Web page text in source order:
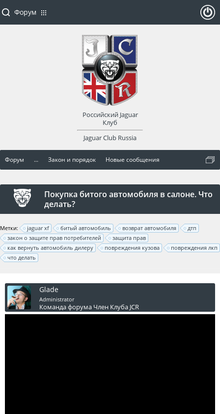
Форум ... Закон и порядок Новые сообщения
Покупка битого автомобиля в салоне. Что
делать?
Метки: jaguar xf битый автомобиль возврат автомобиля
дтп
закон о защите прав потребителей
защита прав
как вернуть автомобиль дилеру
повреждения кузова
повреждения лкп
что делать
Glade
Administrator
Команда форума Член Клуба JCR
Форум
Российский Jaguar
Клуб
Jaguar Club Russia
оват
ься